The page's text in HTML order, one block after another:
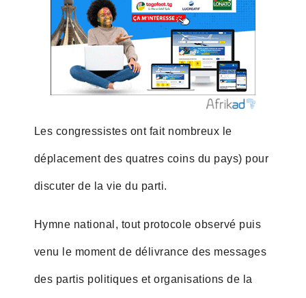
Les congressistes ont fait nombreux le
déplacement des quatres coins du pays) pour
discuter de la vie du parti.
Hymne national, tout protocole observé puis
venu le moment de délivrance des messages
des partis politiques et organisations de la